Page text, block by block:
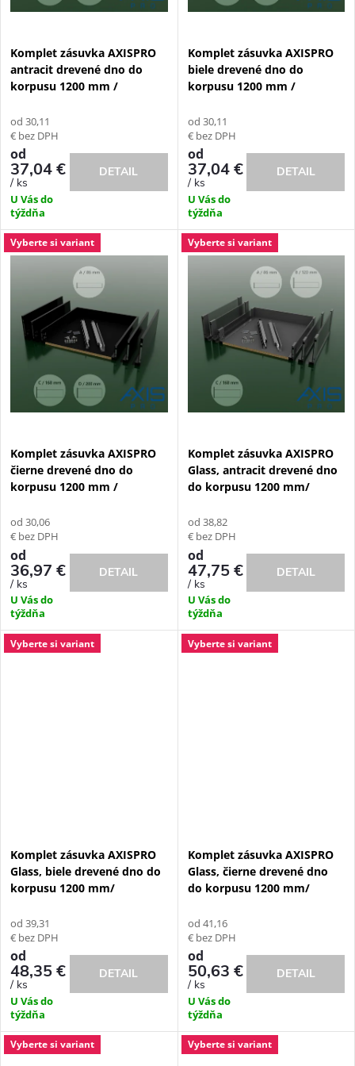
e
p
o
d
u
k
t
o
p
r
o
d
u
k
t
o
Komplet zásuvka AXISPRO
antracit drevené dno do
korpusu 1200 mm /
od 30,11
€ bez DPH
od
37,04 €
/ ks
U Vás do
týždňa
DETAIL
Komplet zásuvka AXISPRO
biele drevené dno do
korpusu 1200 mm /
od 30,11
€ bez DPH
od
37,04 €
/ ks
U Vás do
týždňa
DETAIL
Vyberte si variant
Komplet zásuvka AXISPRO
čierne drevené dno do
korpusu 1200 mm /
od 30,06
€ bez DPH
od
36,97 €
/ ks
U Vás do
týždňa
DETAIL
Vyberte si variant
Komplet zásuvka AXISPRO
Glass, antracit drevené dno
do korpusu 1200 mm/
od 38,82
€ bez DPH
od
47,75 €
/ ks
U Vás do
týždňa
DETAIL
Vyberte si variant
Komplet zásuvka AXISPRO
Glass, biele drevené dno do
korpusu 1200 mm/
od 39,31
€ bez DPH
od
48,35 €
/ ks
U Vás do
týždňa
DETAIL
Vyberte si variant
Komplet zásuvka AXISPRO
Glass, čierne drevené dno
do korpusu 1200 mm/
od 41,16
€ bez DPH
od
50,63 €
/ ks
U Vás do
týždňa
DETAIL
Vyberte si variant Vyberte si variant